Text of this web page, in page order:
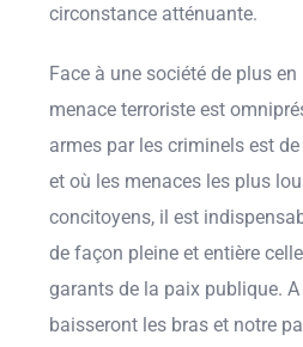
circonstance atténuante.
Face à une société de plus
menace terroriste est
armes par les criminels est
et où les menaces les plus
concitoyens, il est
de façon pleine et entière
garants de la paix publique.
baisseront les bras et notre